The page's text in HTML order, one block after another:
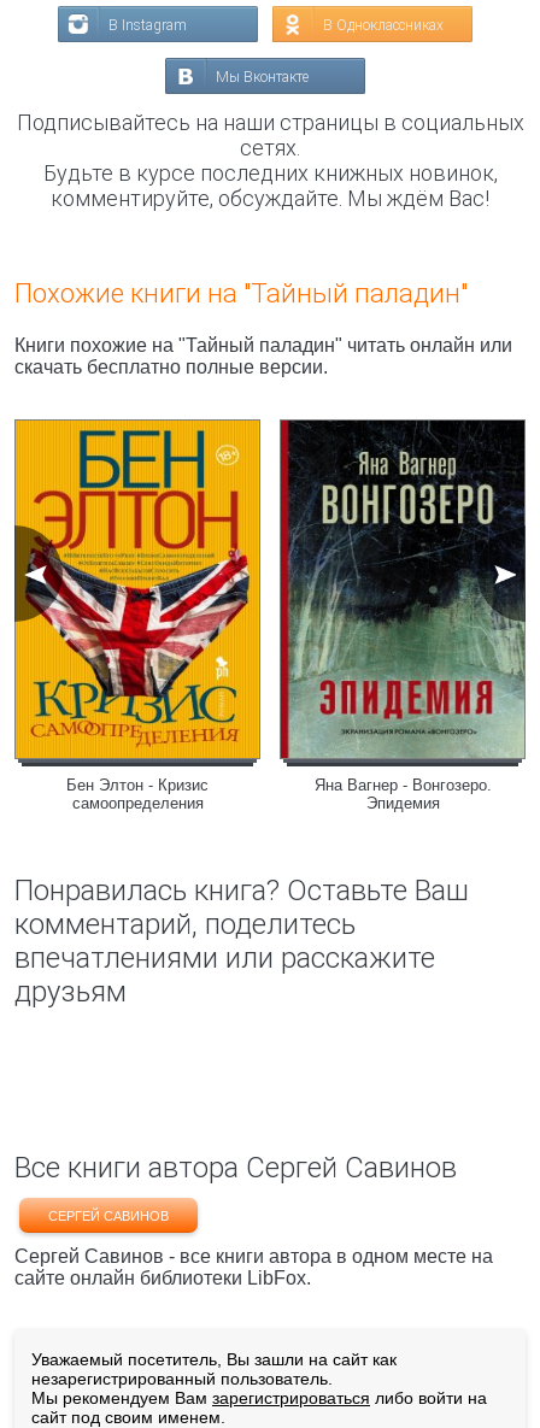
В Instagram В Одноклассниках
Мы Вконтакте
Подписывайтесь на наши страницы в социальных
сетях.
Будьте в курсе последних книжных новинок,
комментируйте, обсуждайте. Мы ждём Вас!
Похожие книги на "Тайный паладин"
Книги похожие на "Тайный паладин" читать онлайн или
скачать бесплатно полные версии.
Бен Элтон - Кризис
самоопределения
Яна Вагнер - Вонгозеро.
Эпидемия
Понравилась книга? Оставьте Ваш
комментарий, поделитесь
впечатлениями или расскажите
друзьям
Все книги автора Сергей Савинов
СЕРГЕЙ САВИНОВ
Сергей Савинов - все книги автора в одном месте на
сайте онлайн библиотеки LibFox.
Уважаемый посетитель, Вы зашли на сайт как
незарегистрированный пользователь.
Мы рекомендуем Вам зарегистрироваться либо войти на
сайт под своим именем.